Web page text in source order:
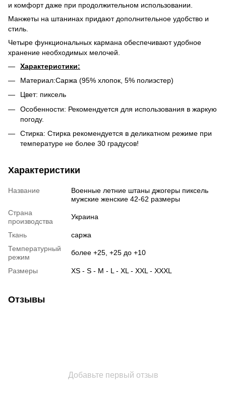
и комфорт даже при продолжительном использовании.
Манжеты на штанинах придают дополнительное удобство и
стиль.
Четыре функциональных кармана обеспечивают удобное
хранение необходимых мелочей.
Характеристики:
Материал:Саржа (95% хлопок, 5% полиэстер)
Цвет: пиксель
Особенности: Рекомендуется для использования в жаркую
погоду.
Стирка: Стирка рекомендуется в деликатном режиме при
температуре не более 30 градусов!
Характеристики
Название
Военные летние штаны джогеры пиксель
мужские женские 42-62 размеры
Страна
производства
Украина
Ткань
саржа
Температурный
режим
более +25, +25 до +10
Размеры XS - S - M - L - XL - XXL - XXXL
Отзывы
Добавьте первый отзыв